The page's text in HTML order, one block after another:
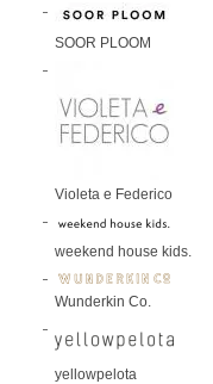
SOOR PLOOM
Violeta e Federico
weekend house kids.
Wunderkin Co.
yellowpelota